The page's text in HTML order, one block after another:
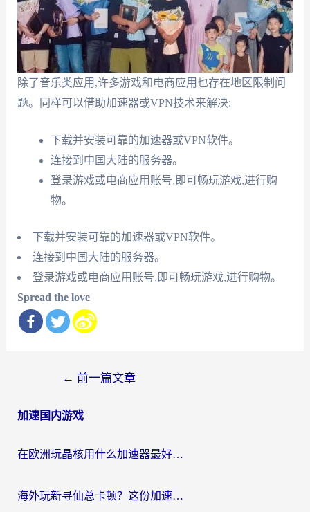
除了音乐类应用,许多游戏和电商应用也存在地区限制问
题。同样可以借助加速器或VPN技术来解决:
下载并安装可靠的加速器或VPN软件。
连接到中国大陆的服务器。
登录游戏或电商应用账号,即可畅玩游戏,进行购
物。
下载并安装可靠的加速器或VPN软件。
连接到中国大陆的服务器。
登录游戏或电商应用账号,即可畅玩游戏,进行购物。
Spread the love
导
← 前一篇文章
加速国内游戏
在欧洲玩晶核用什么加速器最好呢？一个老玩家的真心话
海外玩新寻仙总卡顿？这份加速器选择指南让你秒回国服流畅体验